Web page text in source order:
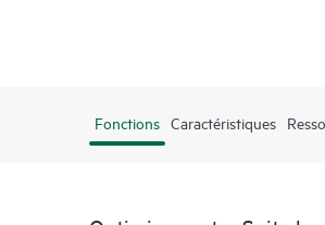
Fonctions Caractéristiques